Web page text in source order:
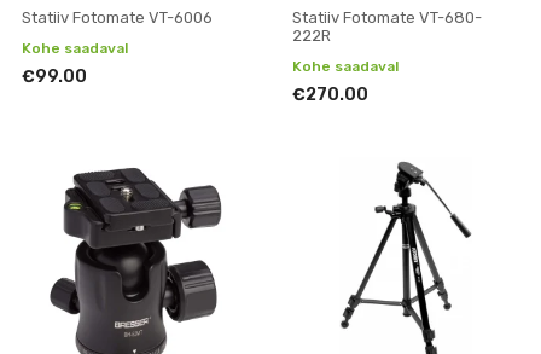
Statiiv Fotomate VT-6006
Kohe saadaval
€99.00
Statiiv Fotomate VT-680-
222R
Kohe saadaval
€270.00